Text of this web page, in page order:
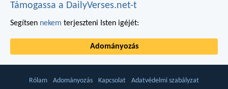
Támogassa a DailyVerses.net-t
Segítsen nekem terjeszteni Isten igéjét:
Adományozás
Rólam Adományozás Kapcsolat Adatvédelmi szabályzat